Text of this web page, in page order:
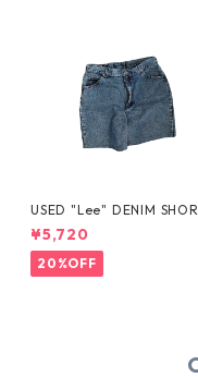
USED "Lee" DENIM
¥5,720
20%OFF